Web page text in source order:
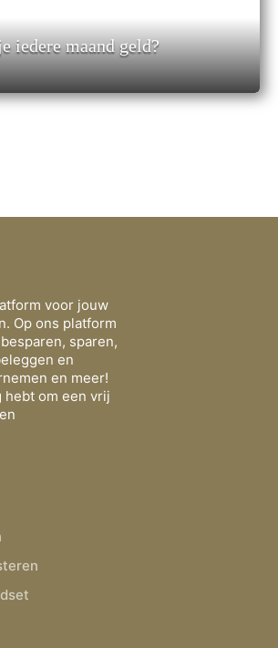
iedere maand geld?
voor jouw
Op ons platform
sparen,
en
en meer!
hebt om een vrij